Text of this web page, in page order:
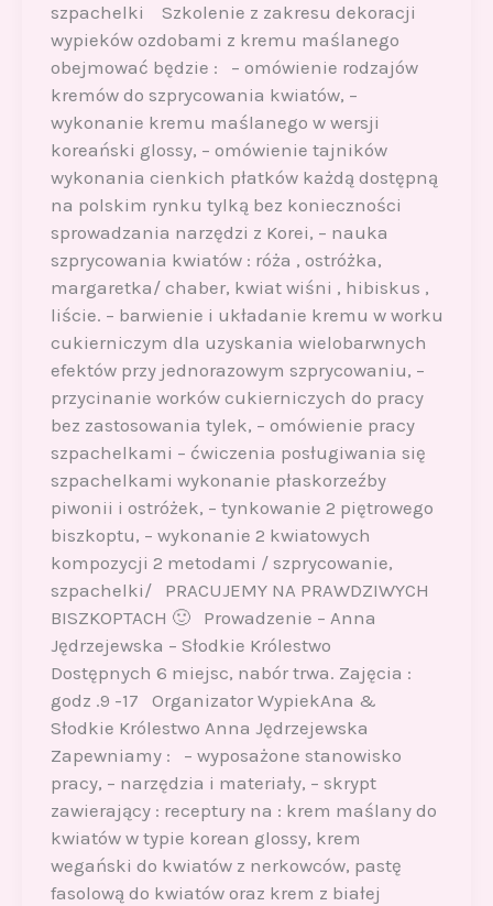
szpachelki Szkolenie z zakresu dekoracji
wypieków ozdobami z kremu maślanego
obejmować będzie : – omówienie rodzajów
kremów do szprycowania kwiatów, –
wykonanie kremu maślanego w wersji
koreański glossy, – omówienie tajników
wykonania cienkich płatków każdą dostępną
na polskim rynku tylką bez konieczności
sprowadzania narzędzi z Korei, – nauka
szprycowania kwiatów : róża , ostróżka,
margaretka/ chaber, kwiat wiśni , hibiskus ,
liście. – barwienie i układanie kremu w worku
cukierniczym dla uzyskania wielobarwnych
efektów przy jednorazowym szprycowaniu, –
przycinanie worków cukierniczych do pracy
bez zastosowania tylek, – omówienie pracy
szpachelkami – ćwiczenia posługiwania się
szpachelkami wykonanie płaskorzeźby
piwonii i ostróżek, – tynkowanie 2 piętrowego
biszkoptu, – wykonanie 2 kwiatowych
kompozycji 2 metodami / szprycowanie,
szpachelki/ PRACUJEMY NA PRAWDZIWYCH
BISZKOPTACH 🙂 Prowadzenie – Anna
Jędrzejewska – Słodkie Królestwo
Dostępnych 6 miejsc, nabór trwa. Zajęcia :
godz .9 -17 Organizator WypiekAna &
Słodkie Królestwo Anna Jędrzejewska
Zapewniamy : – wyposażone stanowisko
pracy, – narzędzia i materiały, – skrypt
zawierający : receptury na : krem maślany do
kwiatów w typie korean glossy, krem
wegański do kwiatów z nerkowców, pastę
fasolową do kwiatów oraz krem z białej